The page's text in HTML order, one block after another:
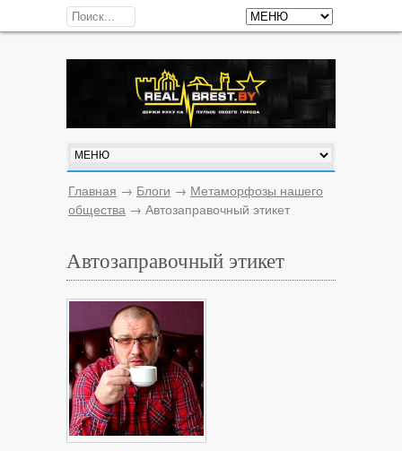
Главная → Блоги → Метаморфозы нашего
общества → Автозаправочный этикет
Автозаправочный этикет